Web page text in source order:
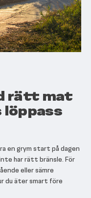
rätt mat
löppass
en grym start på dagen
har rätt bränsle. För
eller sämre
du äter smart före